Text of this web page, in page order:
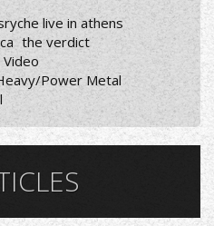
live in athens
the verdict
Video
Power Metal